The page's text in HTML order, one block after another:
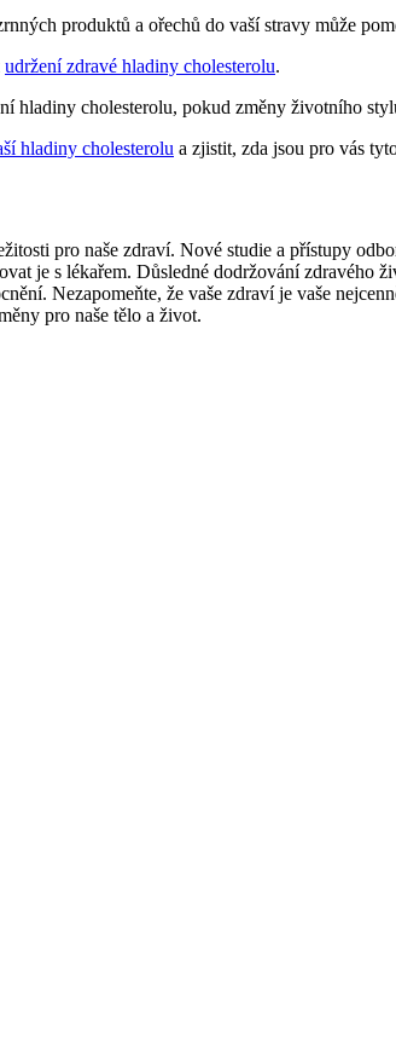
produktů a ořechů do vaší stravy může
udržení zdravé hladiny cholesterolu.
hladiny cholesterolu, pokud změny životního
hladiny cholesterolu a zjistit, zda jsou pro vás
pro naše zdraví. Nové studie a přístupy
je s lékařem. Důsledné dodržování
Nezapomeňte, že vaše zdraví je vaše
pro naše tělo a život.